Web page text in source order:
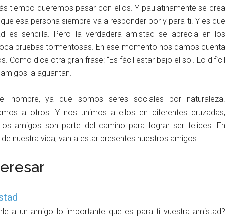
tiempo queremos pasar con ellos. Y paulatinamente se crea
esa persona siempre va a responder por y para ti. Y es que
es sencilla. Pero la verdadera amistad se aprecia en los
pruebas tormentosas. En ese momento nos damos cuenta
Como dice otra gran frase: “Es fácil estar bajo el sol. Lo difícil
la aguantan.
hombre, ya que somos seres sociales por naturaleza.
a otros. Y nos unimos a ellos en diferentes cruzadas,
amigos son parte del camino para lograr ser felices. En
nuestra vida, van a estar presentes nuestros amigos.
a un amigo lo importante que es para ti vuestra amistad?